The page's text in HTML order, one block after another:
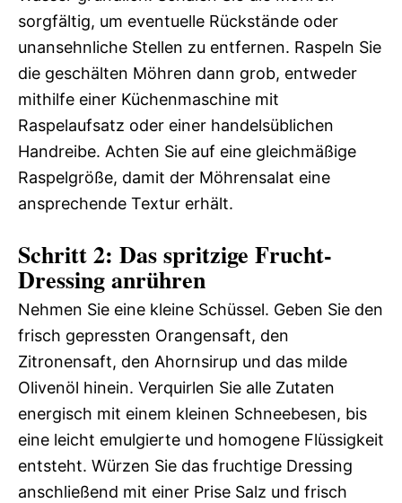
sorgfältig, um eventuelle Rückstände oder
unansehnliche Stellen zu entfernen. Raspeln Sie
die geschälten Möhren dann grob, entweder
mithilfe einer Küchenmaschine mit
Raspelaufsatz oder einer handelsüblichen
Handreibe. Achten Sie auf eine gleichmäßige
Raspelgröße, damit der Möhrensalat eine
ansprechende Textur erhält.
Schritt 2: Das spritzige Frucht-
Dressing anrühren
Nehmen Sie eine kleine Schüssel. Geben Sie den
frisch gepressten Orangensaft, den
Zitronensaft, den Ahornsirup und das milde
Olivenöl hinein. Verquirlen Sie alle Zutaten
energisch mit einem kleinen Schneebesen, bis
eine leicht emulgierte und homogene Flüssigkeit
entsteht. Würzen Sie das fruchtige Dressing
anschließend mit einer Prise Salz und frisch